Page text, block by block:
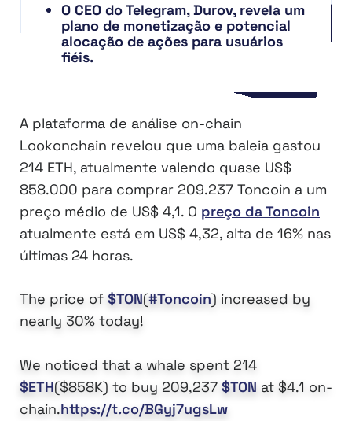
O CEO do Telegram, Durov, revela um
plano de monetização e potencial
alocação de ações para usuários
fiéis.
A plataforma de análise on-chain
Lookonchain revelou que uma baleia gastou
214 ETH, atualmente valendo quase US$
858.000 para comprar 209.237 Toncoin a um
preço médio de US$ 4,1. O preço da Toncoin
atualmente está em US$ 4,32, alta de 16% nas
últimas 24 horas.
The price of $TON(#Toncoin) increased by
nearly 30% today!
We noticed that a whale spent 214
$ETH($858K) to buy 209,237 $TON at $4.1 on-
chain.https://t.co/BGyj7ugsLw